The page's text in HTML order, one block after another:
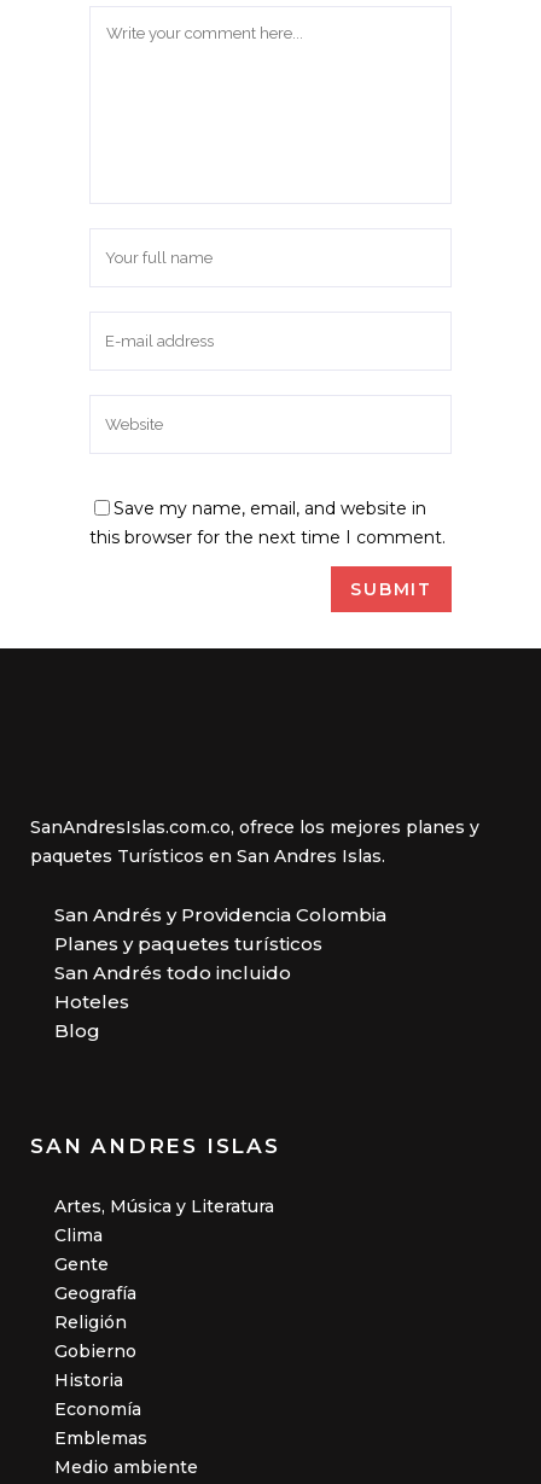
Save my name, email, and website in
this browser for the next time I comment.
SanAndresIslas.com.co, ofrece los mejores planes y
paquetes Turísticos en San Andres Islas.
San Andrés y Providencia Colombia
Planes y paquetes turísticos
San Andrés todo incluido
Hoteles
Blog
SAN ANDRES ISLAS
Artes, Música y Literatura
Clima
Gente
Geografía
Religión
Gobierno
Historia
Economía
Emblemas
Medio ambiente